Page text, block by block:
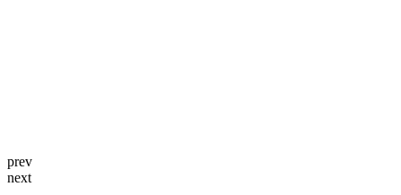
prev
next